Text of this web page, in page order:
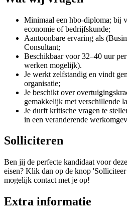
Minimaal een hbo-diploma; bij
economie of bedrijfskunde;
Aantoonbare ervaring als
Consultant;
Beschikbaar voor 32–40 uur
werken mogelijk).
Je werkt zelfstandig en vindt
organisatie;
Je beschikt over
gemakkelijk met verschillende
Je durft kritische vragen te
in een veranderende
Solliciteren
Ben jij de perfecte kandidaat voor
eisen? Klik dan op de knop
mogelijk contact met je op!
Extra informatie